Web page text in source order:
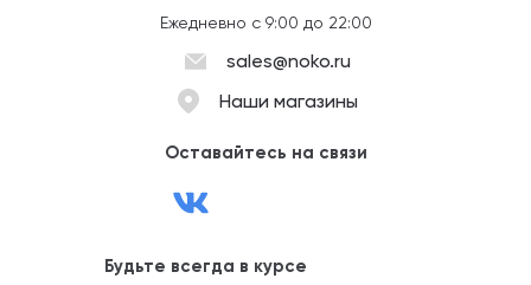
Ежедневно с 9:00 до 22:00
sales@noko.ru
Наши магазины
Оставайтесь на связи
Будьте всегда в курсе